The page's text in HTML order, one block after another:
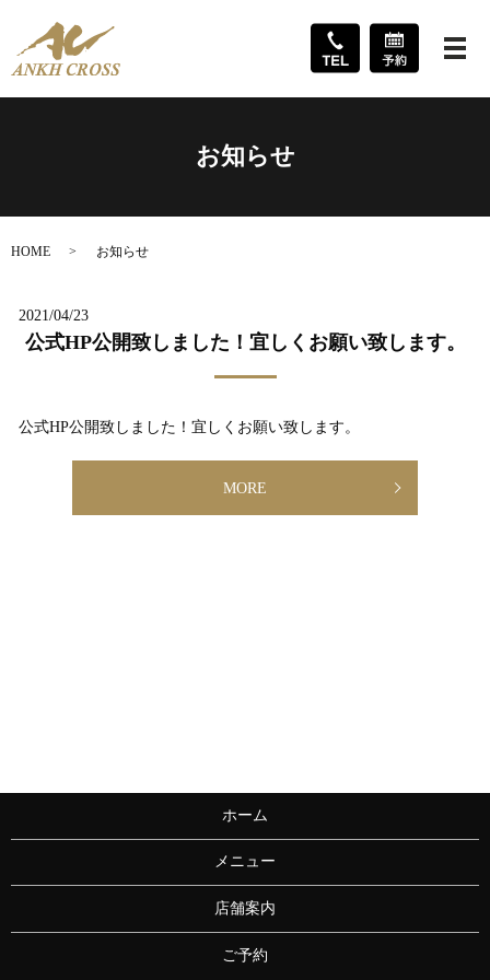
メ
お知らせ
HOME お知らせ
2021/04/23
公式HP公開致しました！宜しくお願い致します。
公式HP公開致しました！宜しくお願い致します。
MORE
ホーム
メニュー
店舗案内
ご予約